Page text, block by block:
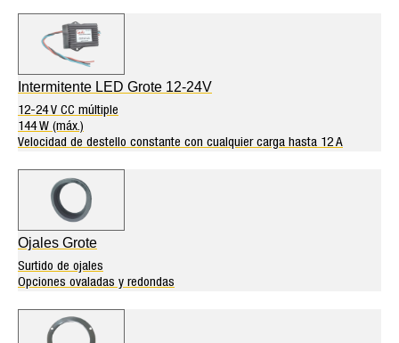
Intermitente LED Grote 12-24V
12-24 V CC múltiple
144 W (máx.)
Velocidad de destello constante con cualquier carga hasta 12 A
Ojales Grote
Surtido de ojales
Opciones ovaladas y redondas